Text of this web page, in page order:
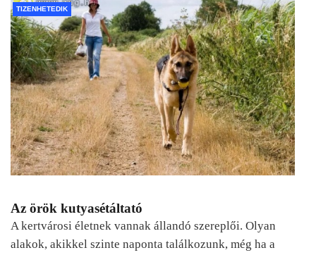
TIZENHETEDIK
Az örök kutyasétáltató
A kertvárosi életnek vannak állandó szereplői. Olyan
alakok, akikkel szinte naponta találkozunk, még ha a